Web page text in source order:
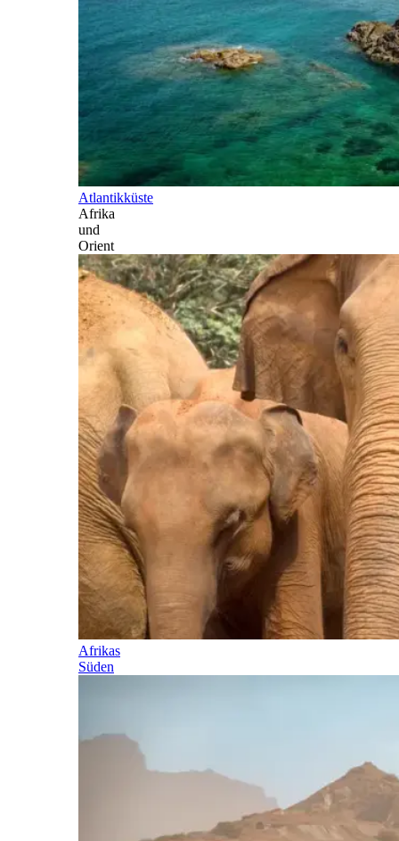
Atlantikküste
Afrika
und
Orient
Afrikas
Süden